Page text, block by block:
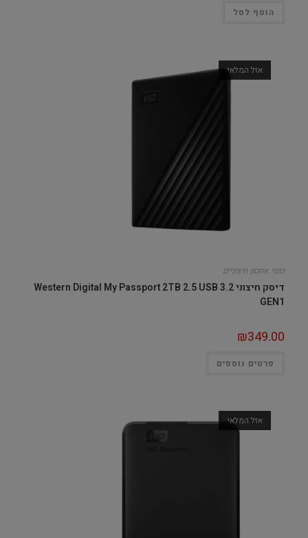
הוסף לסל
אזל המלאי
כונני אחסון חיצוניים
דיסק חיצוני Western Digital My Passport 2TB 2.5 USB 3.2
GEN1
₪349.00
פרטים נוספים
אזל המלאי